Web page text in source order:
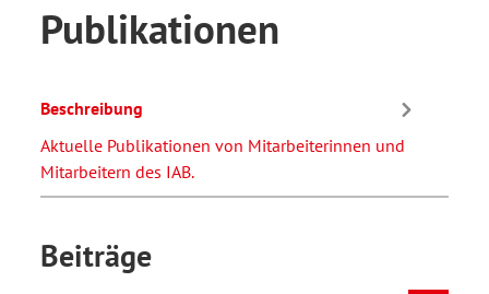
Publikationen
Beschreibung
Aktuelle Publikationen von Mitarbeiterinnen und
Mitarbeitern des IAB.
Beiträge